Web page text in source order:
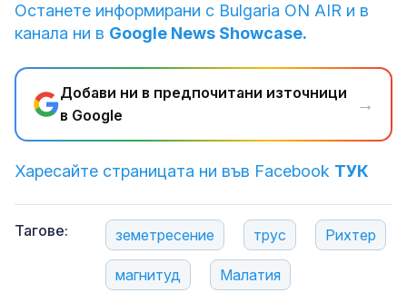
Останете информирани с Bulgaria ON AIR и в
канала ни в Google News Showcase.
Добави ни в предпочитани източници
в Google
→
Харесайте страницата ни във Facebook ТУК
Тагове: земетресение трус Рихтер
магнитуд Малатия